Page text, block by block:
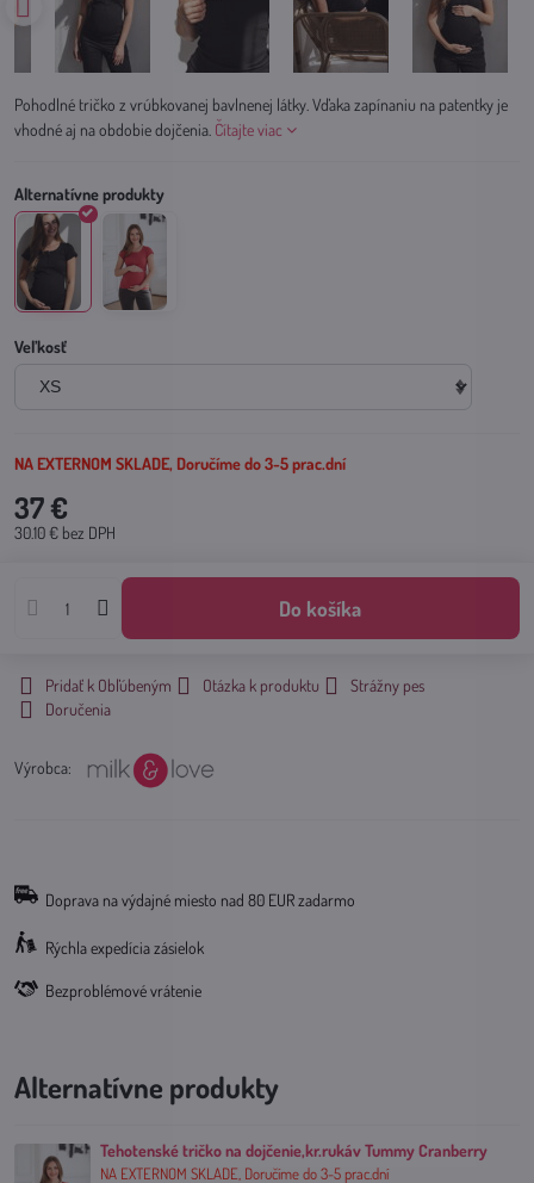
Pohodlné tričko z vrúbkovanej bavlnenej látky. Vďaka zapínaniu na patentky je
vhodné aj na obdobie dojčenia. Čítajte viac
Veľkosť
NA EXTERNOM SKLADE, Doručíme do 3-5 prac.dní
37 €
30.10 € bez DPH
Do košíka
Pridať k Obľúbeným Otázka k produktu
Strážny pes
Doručenia
Výrobca:
Doprava na výdajné miesto nad 80 EUR zadarmo
Rýchla expedícia zásielok
Bezproblémové vrátenie
Alternatívne produkty
Tehotenské tričko na dojčenie,kr.rukáv Tummy Cranberry
NA EXTERNOM SKLADE, Doručíme do 3-5 prac.dní